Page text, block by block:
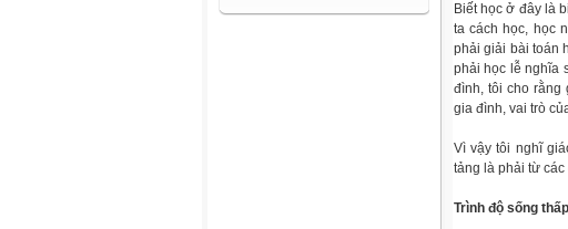
Biết học ở đây là
ta cách học, học
phải giải bài toán
phải học lễ nghĩa
đình, tôi cho rằng
gia đình, vai trò
Vì vậy tôi nghĩ
tảng là phải từ
Trình độ sống thấp